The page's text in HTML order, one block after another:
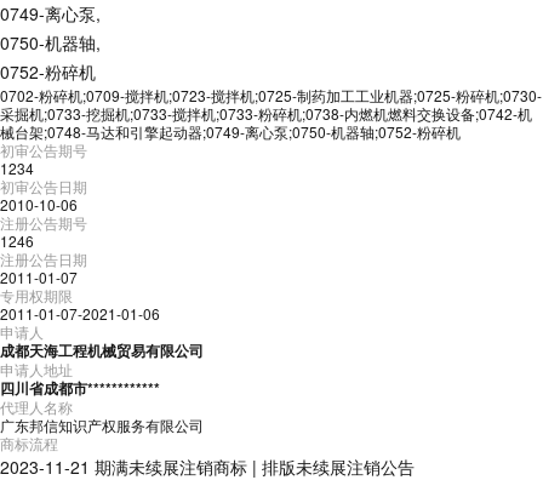
0749-离心泵,
0750-机器轴,
0752-粉碎机
0702-粉碎机;0709-搅拌机;0723-搅拌机;0725-制药加工工业机器;0725-粉碎机;0730-
采掘机;0733-挖掘机;0733-搅拌机;0733-粉碎机;0738-内燃机燃料交换设备;0742-机
械台架;0748-马达和引擎起动器;0749-离心泵;0750-机器轴;0752-粉碎机
初审公告期号
1234
初审公告日期
2010-10-06
注册公告期号
1246
注册公告日期
2011-01-07
专用权期限
2011-01-07-2021-01-06
申请人
成都天海工程机械贸易有限公司
申请人地址
四川省成都市************
代理人名称
广东邦信知识产权服务有限公司
商标流程
2023-11-21 期满未续展注销商标 | 排版未续展注销公告